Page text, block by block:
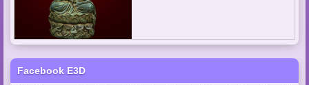
Facebook E3D